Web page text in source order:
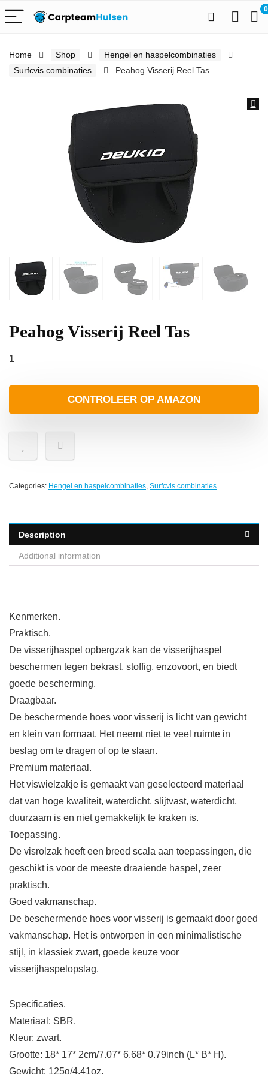
0
Home Shop
Hengel en haspelcombinaties
Surfcvis combinaties
Peahog Visserij Reel Tas
Peahog Visserij Reel Tas
1
CONTROLEER OP AMAZON
Categories: Hengel en haspelcombinaties, Surfcvis combinaties
Description
Additional information
Kenmerken.
Praktisch.
De visserijhaspel opbergzak kan de visserijhaspel
beschermen tegen bekrast, stoffig, enzovoort, en biedt
goede bescherming.
Draagbaar.
De beschermende hoes voor visserij is licht van gewicht
en klein van formaat. Het neemt niet te veel ruimte in
beslag om te dragen of op te slaan.
Premium materiaal.
Het viswielzakje is gemaakt van geselecteerd materiaal
dat van hoge kwaliteit, waterdicht, slijtvast, waterdicht,
duurzaam is en niet gemakkelijk te kraken is.
Toepassing.
De visrolzak heeft een breed scala aan toepassingen, die
geschikt is voor de meeste draaiende haspel, zeer
praktisch.
Goed vakmanschap.
De beschermende hoes voor visserij is gemaakt door goed
vakmanschap. Het is ontworpen in een minimalistische
stijl, in klassiek zwart, goede keuze voor
visserijhaspelopslag.
Specificaties.
Materiaal: SBR.
Kleur: zwart.
Grootte: 18* 17* 2cm/7.07* 6.68* 0.79inch (L* B* H).
Gewicht: 125g/4.41oz.